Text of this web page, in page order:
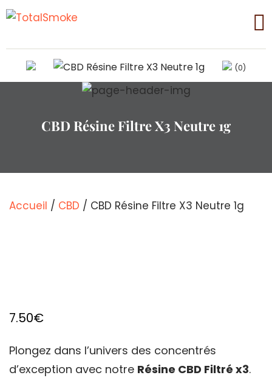
(0)
CBD Résine Filtre X3 Neutre 1g
Accueil / CBD / CBD Résine Filtre X3 Neutre 1g
7.50€
Plongez dans l’univers des concentrés
d’exception avec notre Résine CBD Filtré x3.